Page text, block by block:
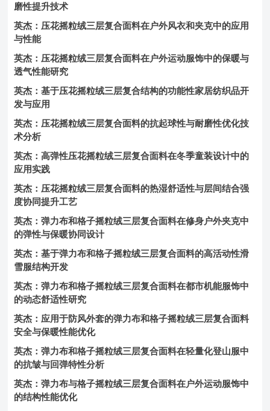
磨性提升技术
英杰：压花摇粒绒三层复合面料在户外风衣和夹克中的应用
与性能
英杰：压花摇粒绒三层复合面料在户外运动服饰中的保暖与
透气性能研究
英杰：基于压花摇粒绒三层复合结构的功能性家居纺织品开
发与应用
英杰：压花摇粒绒三层复合面料的抗起球性与耐磨性优化技
术分析
英杰：高弹性压花摇粒绒三层复合面料在冬季童装设计中的
应用实践
英杰：压花摇粒绒三层复合面料的热湿舒适性与层间结合强
度协同提升工艺
英杰：弹力布和格子摇粒绒三层复合面料在修身户外夹克中
的弹性与保暖协同设计
英杰：基于弹力布和格子摇粒绒三层复合面料的高活动性滑
雪服结构开发
英杰：弹力布和格子摇粒绒三层复合面料在都市机能服饰中
的动态舒适性研究
英杰：应用于防风外套的弹力布和格子摇粒绒三层复合面料
安全与保暖性能优化
英杰：弹力布和格子摇粒绒三层复合面料在轻量化登山服中
的抗皱与回弹特性分析
英杰：弹力布与格子摇粒绒三层复合面料在户外运动服饰中
的结构性能优化